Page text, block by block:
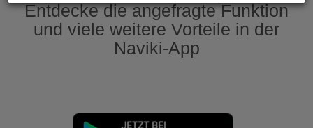
Entdecke die angefragte Funktion
und viele weitere Vorteile in der
Naviki-App